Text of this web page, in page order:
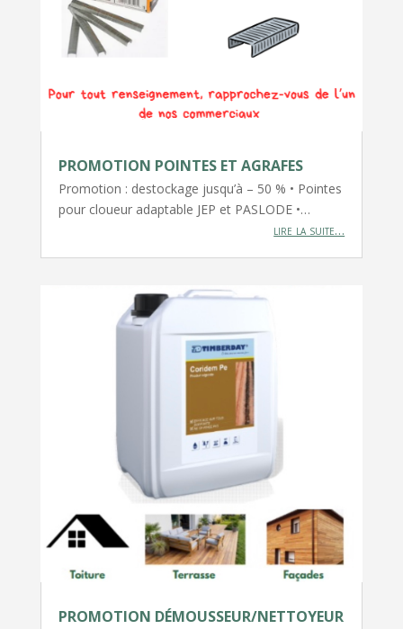
PROMOTION POINTES ET AGRAFES
Promotion : destockage jusqu’à – 50 % • Pointes
pour cloueur adaptable JEP et PASLODE •…
lire la suite…
PROMOTION DÉMOUSSEUR/NETTOYEUR